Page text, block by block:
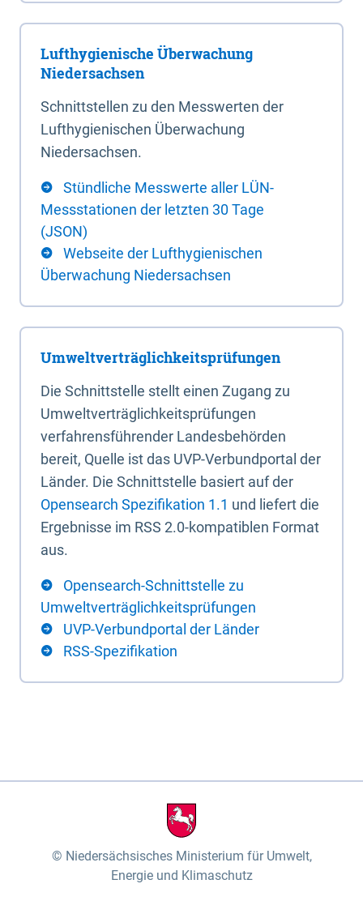
Lufthygienische Überwachung
Niedersachsen
Schnittstellen zu den Messwerten der
Lufthygienischen Überwachung
Niedersachsen.
Stündliche Messwerte aller LÜN-
Messstationen der letzten 30 Tage
(JSON)
Webseite der Lufthygienischen
Überwachung Niedersachsen
Umweltverträglichkeitsprüfungen
Die Schnittstelle stellt einen Zugang zu
Umweltverträglichkeitsprüfungen
verfahrensführender Landesbehörden
bereit, Quelle ist das UVP-Verbundportal der
Länder. Die Schnittstelle basiert auf der
Opensearch Spezifikation 1.1 und liefert die
Ergebnisse im RSS 2.0-kompatiblen Format
aus.
Opensearch-Schnittstelle zu
Umweltverträglichkeitsprüfungen
UVP-Verbundportal der Länder
RSS-Spezifikation
Niedersächsisches Ministerium für Umwelt,
Energie und Klimaschutz